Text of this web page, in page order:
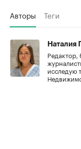
Авторы Теги
Наталия
Редактор,
исследую